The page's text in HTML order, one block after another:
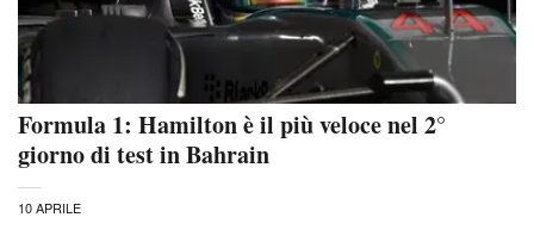
Formula 1: Hamilton è il più veloce nel 2°
giorno di test in Bahrain
10 APRILE